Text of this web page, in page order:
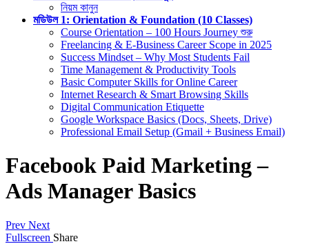
নিয়ম কানুন
মডিউল 1: Orientation & Foundation (10 Classes)
Course Orientation – 100 Hours Journey শুরু
Freelancing & E-Business Career Scope in 2025
Success Mindset – Why Most Students Fail
Time Management & Productivity Tools
Basic Computer Skills for Online Career
Internet Research & Smart Browsing Skills
Digital Communication Etiquette
Google Workspace Basics (Docs, Sheets, Drive)
Professional Email Setup (Gmail + Business Email)
Facebook Paid Marketing –
Ads Manager Basics
Prev Next
Fullscreen Share